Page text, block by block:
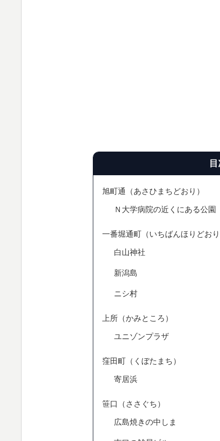
旭町通（あさひまちどおり）
Ｎ大学病院の近くにある公園
一番堀通町（いちばんほりどお
白山神社
新潟島
ニシ村
上所（かみところ）
ユニゾンプラザ
窪田町（くぼたまち）
寄居浜
笹口（ささぐち）
広島焼きの中しま